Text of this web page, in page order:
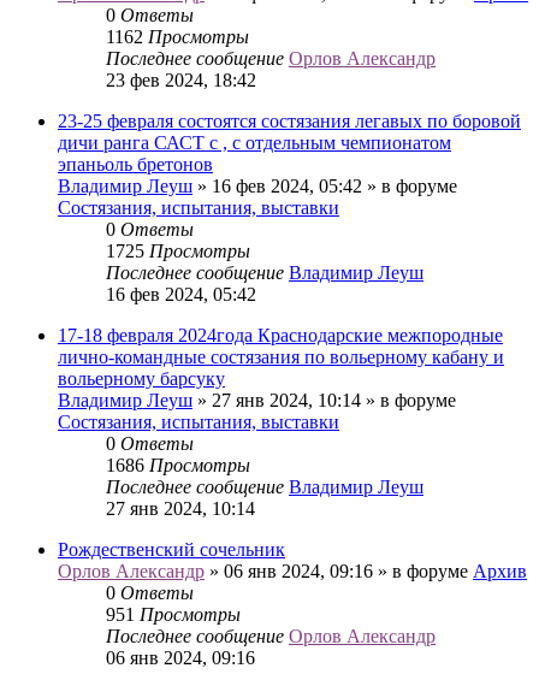
0 Ответы
1162 Просмотры
Последнее сообщение Орлов Александр
23 фев 2024, 18:42
23-25 февраля состоятся состязания легавых по боровой
дичи ранга САСТ с , с отдельным чемпионатом
эпаньоль бретонов
Владимир Леуш » 16 фев 2024, 05:42 » в форуме
Состязания, испытания, выставки
0 Ответы
1725 Просмотры
Последнее сообщение Владимир Леуш
16 фев 2024, 05:42
17-18 февраля 2024года Краснодарские межпородные
лично-командные состязания по вольерному кабану и
вольерному барсуку
Владимир Леуш » 27 янв 2024, 10:14 » в форуме
Состязания, испытания, выставки
0 Ответы
1686 Просмотры
Последнее сообщение Владимир Леуш
27 янв 2024, 10:14
Рождественский сочельник
Орлов Александр » 06 янв 2024, 09:16 » в форуме Архив
0 Ответы
951 Просмотры
Последнее сообщение Орлов Александр
06 янв 2024, 09:16